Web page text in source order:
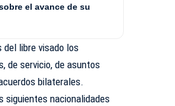
el avance de su
libre visado los
de servicio, de asuntos
bilaterales.
siguientes nacionalidades